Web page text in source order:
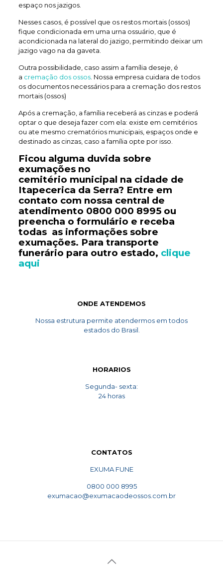
espaço nos jazigos.
Nesses casos, é possível que os restos mortais (ossos)
fique condicionada em uma urna ossuário, que é
acondicionada na lateral do jazigo, permitindo deixar um
jazigo vago na da gaveta.
Outra possibilidade, caso assim a família deseje, é
a cremação dos ossos. Nossa empresa cuidara de todos
os documentos necessários para a cremação dos restos
mortais (ossos)
Após a cremação, a família receberá as cinzas e poderá
optar o que deseja fazer com ela: existe em cemitérios
ou ate mesmo crematórios municipais, espaços onde e
destinado as cinzas, caso a família opte por isso.
Ficou alguma duvida sobre
exumações no
cemitério municipal na cidade de
Itapecerica da Serra? Entre em
contato com nossa central de
atendimento 0800 000 8995ou
preencha o formulário e receba
todas as informações sobre
exumações. Para transporte
funerário para outro estado, clique
aqui
ONDE ATENDEMOS
Nossa estrutura permite atendermos em todos
estados do Brasil.
HORARIOS
Segunda- sexta:
24 horas
CONTATOS
EXUMA FUNE
0800 000 8995
exumacao@exumacaodeossos.com.br